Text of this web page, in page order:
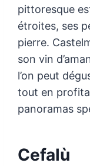
pittoresque
étroites, ses
pierre.
son vin
l’on peut
tout en
panoramas
Cefalù